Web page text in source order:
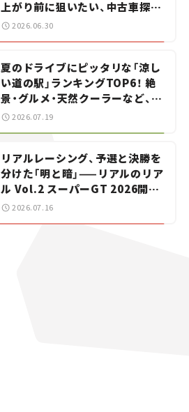
上がり前に狙いたい、中古車探し
をお手伝い――ちょっとイケてるマ
2026.06.30
夏のドライブにピッタリな「涼し
い道の駅」ランキングTOP6！ 絶
景・グルメ・天然クーラーなど、避
暑におすすめのスポットを紹介
2026.07.19
リアルレーシング、予選と決勝を
分けた「明と暗」——リアルのリア
ル Vol.2 スーパーGT 2026開幕
戦 岡山国際サーキット
2026.07.16